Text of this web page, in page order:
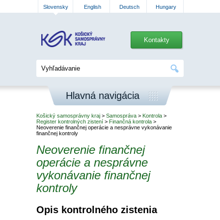
Slovensky English Deutsch Hungary
Kontakty
Hlavná navigácia
Košický samosprávny kraj > Samospráva > Kontrola >
Register kontrolných zistení > Finančná kontrola >
Neoverenie finančnej operácie a nesprávne vykonávanie
finančnej kontroly
Neoverenie finančnej
operácie a nesprávne
vykonávanie finančnej
kontroly
Opis kontrolného zistenia